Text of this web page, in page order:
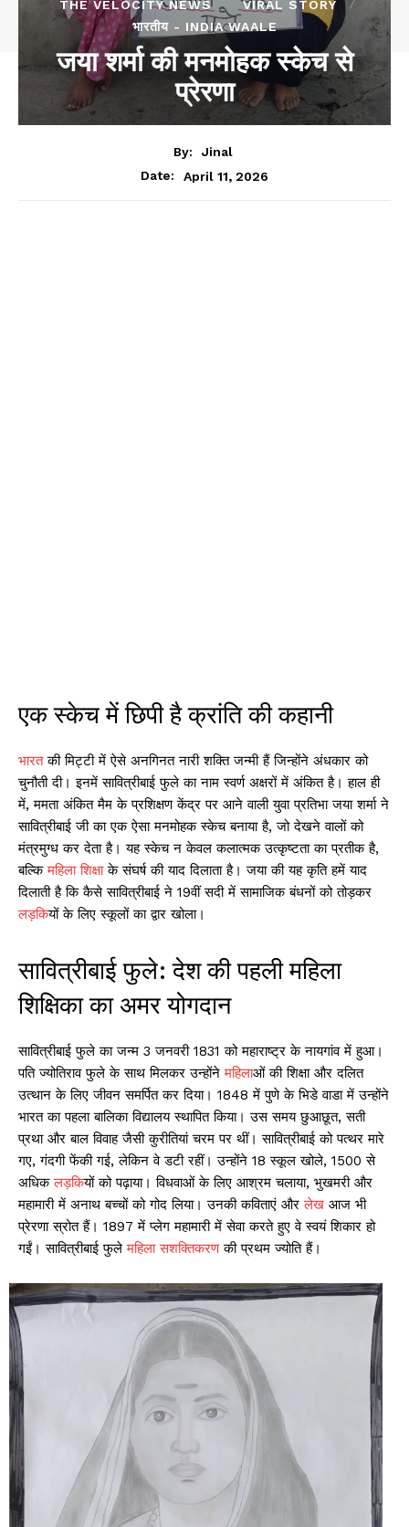
THE VELOCITY NEWS
VIRAL STORY
भारतीय - INDIA WAALE
जया शर्मा की मनमोहक स्केच से
प्रेरणा
By:
Jinal
Date:
April 11, 2026
एक स्केच में छिपी है क्रांति की कहानी
भारतकी मिट्टी में ऐसे अनगिनत नारी शक्ति जन्मी हैं जिन्होंने अंधकार को
चुनौती दी। इनमें सावित्रीबाई फुले का नाम स्वर्ण अक्षरों में अंकित है। हाल ही
में, ममता अंकित मैम के प्रशिक्षण केंद्र पर आने वाली युवा प्रतिभा जया शर्मा ने
सावित्रीबाई जी का एक ऐसा मनमोहक स्केच बनाया है, जो देखने वालों को
मंत्रमुग्ध कर देता है। यह स्केच न केवल कलात्मक उत्कृष्टता का प्रतीक है,
बल्किमहिला शिक्षाके संघर्ष की याद दिलाता है। जया की यह कृति हमें याद
दिलाती है कि कैसे सावित्रीबाई ने 19वीं सदी में सामाजिक बंधनों को तोड़कर
लड़कियों के लिए स्कूलों का द्वार खोला।
सावित्रीबाई फुले: देश की पहली महिला
शिक्षिका का अमर योगदान
सावित्रीबाई फुले का जन्म 3 जनवरी 1831 को महाराष्ट्र के नायगांव में हुआ।
पति ज्योतिराव फुले के साथ मिलकर उन्होंनेमहिलाओं की शिक्षा और दलित
उत्थान के लिए जीवन समर्पित कर दिया। 1848 में पुणे के भिडे वाडा में उन्होंने
भारत का पहला बालिका विद्यालय स्थापित किया। उस समय छुआछूत, सती
प्रथा और बाल विवाह जैसी कुरीतियां चरम पर थीं। सावित्रीबाई को पत्थर मारे
गए, गंदगी फेंकी गई, लेकिन वे डटी रहीं। उन्होंने 18 स्कूल खोले, 1500 से
अधिकलड़कियों को पढ़ाया। विधवाओं के लिए आश्रम चलाया, भुखमरी और
महामारी में अनाथ बच्चों को गोद लिया। उनकी कविताएं औरलेख आज भी
प्रेरणा स्रोत हैं। 1897 में प्लेग महामारी में सेवा करते हुए वे स्वयं शिकार हो
गईं। सावित्रीबाई फुलेमहिला सशक्तिकरणकी प्रथम ज्योति हैं।